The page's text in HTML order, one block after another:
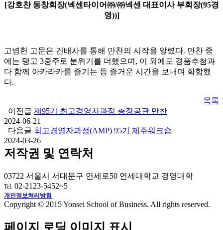
[강호찬 동창회장(넥센타이어㈜/㈜넥센 대표이사 부회장(95경
영))]
고병헌 고문은 건배사를 통해 만찬의 시작을 알렸다. 만찬 중
에는 탱고 3중주로 분위기를 더했으며, 이 외에도 경품추첨과
다 함께 아카라카를 즐기는 등 즐거운 시간을 보내며 화합했
다.
목록
이전글 제95기 최고경영자과정 총장공관 만찬
2024-06-21
다음글 최고경영자과정(AMP) 95기 제주워크숍
2024-03-26
저작권 및 연락처
03722 서울시 서대문구 연세로50 연세대학교 경영대학
Tel. 02-2123-5452~5
개인정보처리방침
Copyright © 2015 Yonsei School of Business. All rights reserved.
페이지 로딩 이미지 표시